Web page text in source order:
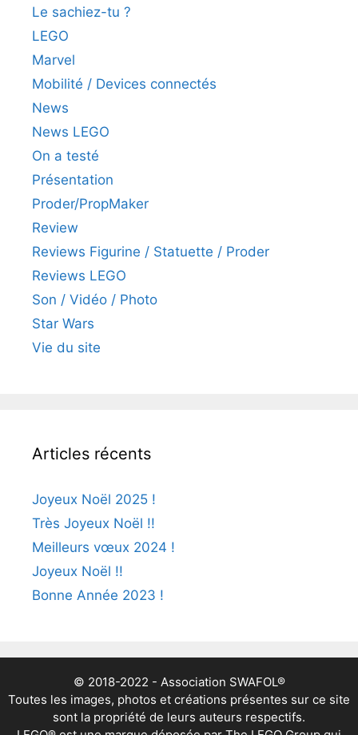
Le sachiez-tu ?
LEGO
Marvel
Mobilité / Devices connectés
News
News LEGO
On a testé
Présentation
Proder/PropMaker
Review
Reviews Figurine / Statuette / Proder
Reviews LEGO
Son / Vidéo / Photo
Star Wars
Vie du site
Articles récents
Joyeux Noël 2025 !
Très Joyeux Noël !!
Meilleurs vœux 2024 !
Joyeux Noël !!
Bonne Année 2023 !
© 2018-2022 - Association SWAFOL®
Toutes les images, photos et créations présentes sur ce site
sont la propriété de leurs auteurs respectifs.